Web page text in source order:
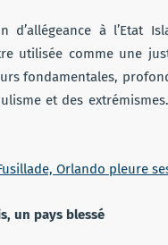
d’allégeance à l’Etat
utilisée comme une
fondamentales,
et des
Orlando pleure
un pays blessé